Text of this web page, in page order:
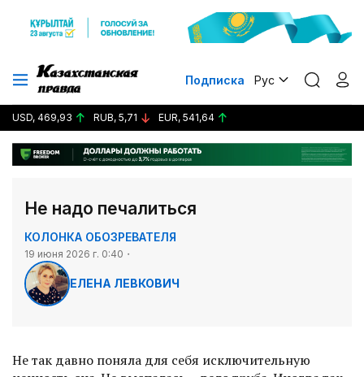
Подписка Рус
USD, 469,93 RUB, 5,71 EUR, 541,64
Не надо печалиться
КОЛОНКА ОБОЗРЕВАТЕЛЯ
19 июня 2026 г. 0:40
ЕЛЕНА ЛЕВКОВИЧ
Не так давно поняла для себя исключительную